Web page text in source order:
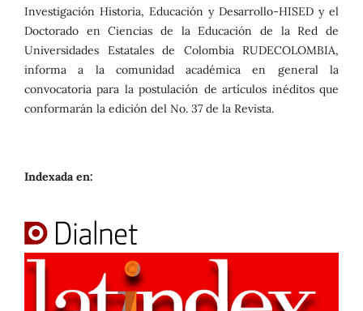
Investigación Historia, Educación y Desarrollo-HISED y el
Doctorado en Ciencias de la Educación de la Red de
Universidades Estatales de Colombia RUDECOLOMBIA,
informa a la comunidad académica en general la
convocatoria para la postulación de artículos inéditos que
conformarán la edición del No. 37 de la Revista.
Indexada en: